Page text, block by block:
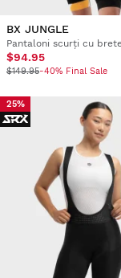
BX JUNGLE
$94.95
$149.95-40% Final Sale
25%